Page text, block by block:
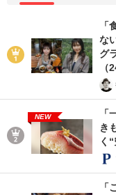
な
グ
（
NEW
き
く